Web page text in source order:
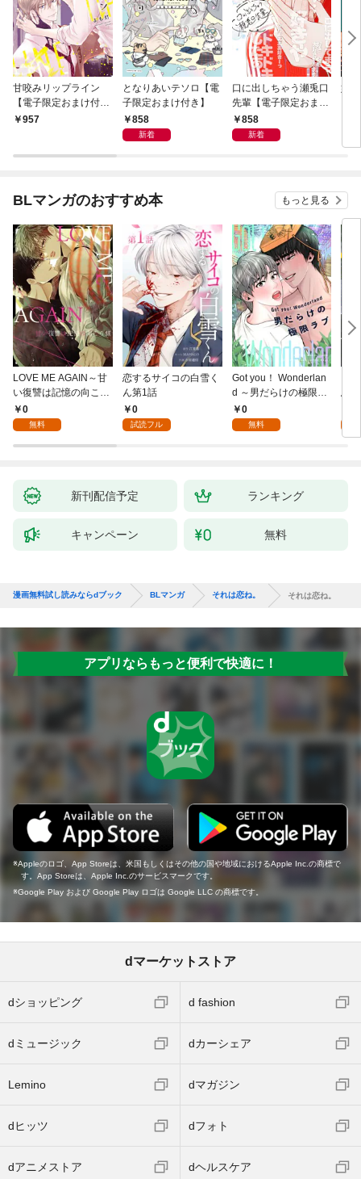
甘咬みリップライン
【電子限定おまけ付
き】957
となりあいテソロ【電
子限定おまけ付き】
858
新着
口に出しちゃう瀬兎口
先輩【電子限定おまけ
付き】
858
新着
奸
BLマンガのおすすめ本 もっと見る
LOVE ME AGAIN～甘
い復讐は記憶の向こう
側～(1)
0
無料
恋するサイコの白雪く
ん第1話
0
試読フル
Got you！ Wonderlan
d ～男だらけの極限ラ
ブ～(1)
0
無料
鳥
新刊配信予定 ランキング
キャンペーン 無料
漫画無料試し読みならdブック BLマンガ それは恋ね。 それは恋ね。
アプリならもっと便利で快適に！
Appleのロゴ、App Storeは、米国もしくはその他の国や地域におけるApple Inc.の商標で
す。App Storeは、Apple Inc.のサービスマークです。
Google Play および Google Play ロゴは Google LLC の商標です。
dマーケットストア
dショッピング d fashion
dミュージック dカーシェア
Lemino dマガジン
dヒッツ dフォト
dアニメストア dヘルスケア